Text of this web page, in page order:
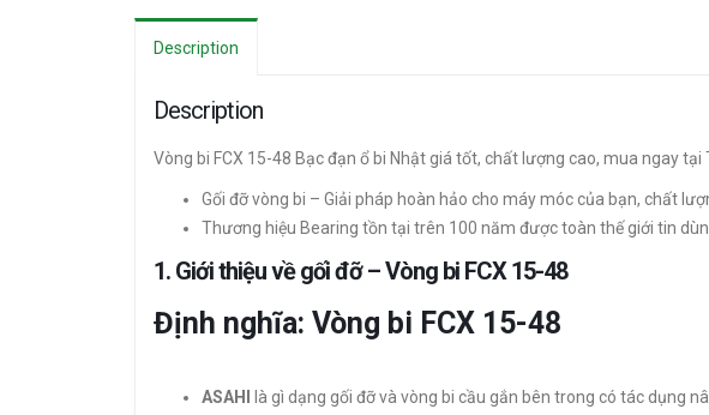
Description
Description
Vòng bi FCX 15-48 Bạc đạn ổ bi Nhật giá tốt, chất lượng cao, mua ngay
Gối đỡ vòng bi – Giải pháp hoàn hảo cho máy móc của bạn, chất
Thương hiệu Bearing tồn tại trên 100 năm được toàn thế giới tin
1. Giới thiệu về gối đỡ – Vòng bi FCX 15-48
Định nghĩa: Vòng bi FCX 15-48
ASAHI
là gì dạng gối đỡ và vòng bi cầu gắn bên trong có tác dụng